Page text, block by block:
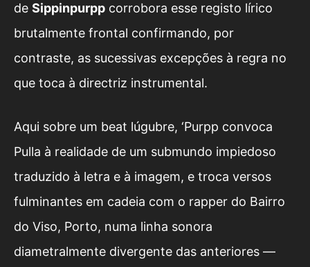
de Sippinpurpp corrobora esse registo lírico
brutalmente frontal confirmando, por
contraste, as sucessivas excepções à regra no
que toca à directriz instrumental.
Aqui sobre um beat lúgubre, ‘Purpp convoca
Pulla à realidade de um submundo impiedoso
traduzido à letra e à imagem, e troca versos
fulminantes em cadeia com o rapper do Bairro
do Viso, Porto, numa linha sonora
diametralmente divergente das anteriores —